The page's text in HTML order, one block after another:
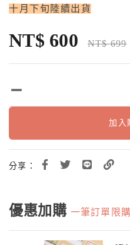
十月下旬陸續出貨
NT$ 600 NT$699
加入
分享：
優惠加購 一筆訂單限